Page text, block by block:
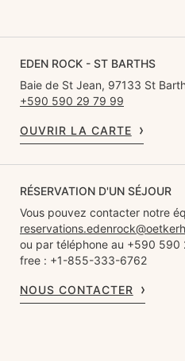
EDEN ROCK - ST BARTHS
Baie de St Jean, 97133 St
+590 590 29 79 99
OUVRIR LA CARTE
RÉSERVATION D'UN SÉJOUR
Vous pouvez contacter notre
ou par téléphone au +590 590
free : +1-855-333-6762
NOUS CONTACTER